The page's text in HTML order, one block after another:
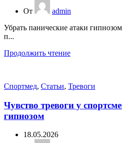
От
admin
Убрать панические атаки
п...
Продолжить чтение
Спортмед, Статьи, Тревоги
Чувство тревоги у
гипнозом
18.05.2026